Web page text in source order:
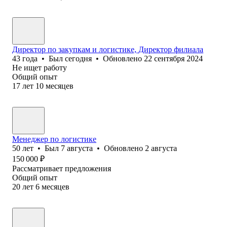
Директор по закупкам и логистике, Директор филиала
43 года • Был сегодня • Обновлено 22 сентября 2024
Не ищет работу
Общий опыт
17 лет 10 месяцев
Менеджер по логистике
50 лет • Был 7 августа • Обновлено 2 августа
150 000 ₽
Рассматривает предложения
Общий опыт
20 лет 6 месяцев